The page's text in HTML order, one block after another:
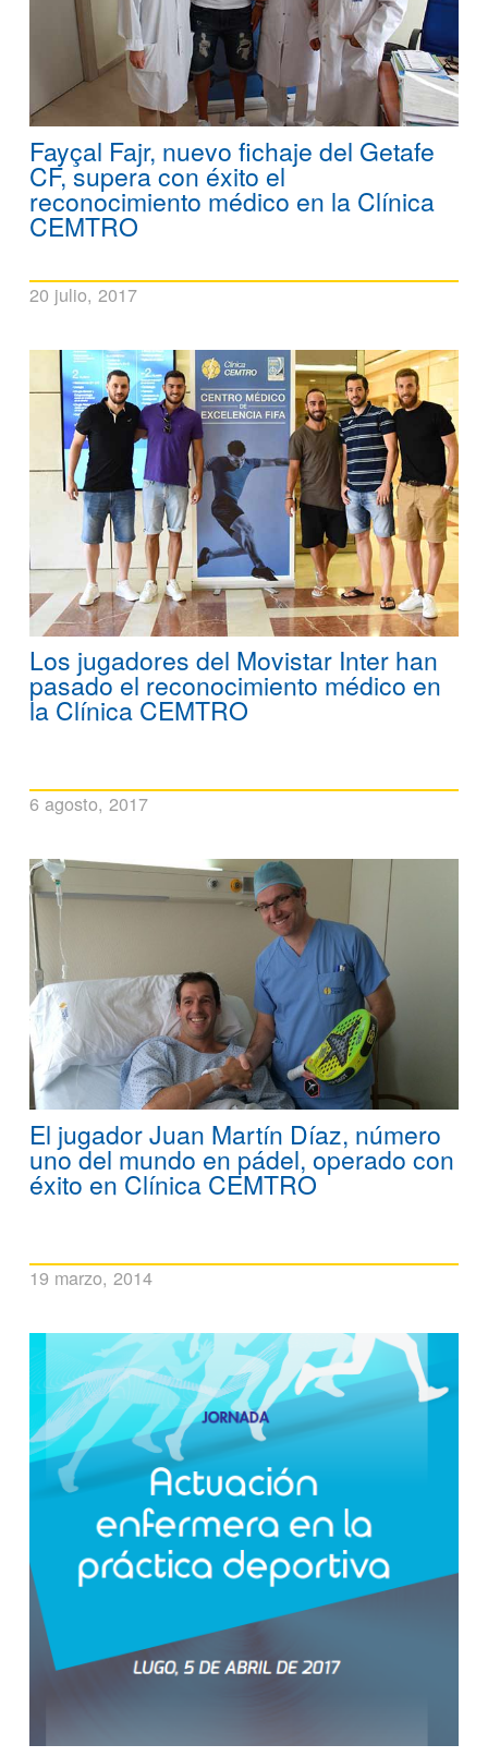
Fayçal Fajr, nuevo fichaje del Getafe
CF, supera con éxito el
reconocimiento médico en la Clínica
CEMTRO
20 julio, 2017
Los jugadores del Movistar Inter han
pasado el reconocimiento médico en
la Clínica CEMTRO
6 agosto, 2017
El jugador Juan Martín Díaz, número
uno del mundo en pádel, operado con
éxito en Clínica CEMTRO
19 marzo, 2014